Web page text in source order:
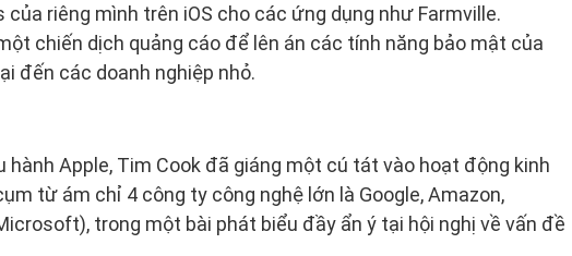
riêng mình trên iOS cho các ứng dụng như Farmville.
chiến dịch quảng cáo để lên án các tính năng bảo mật của
đến các doanh nghiệp nhỏ.
Apple, Tim Cook đã giáng một cú tát vào hoạt động kinh
từ ám chỉ 4 công ty công nghệ lớn là Google, Amazon,
trong một bài phát biểu đầy ẩn ý tại hội nghị về vấn đề